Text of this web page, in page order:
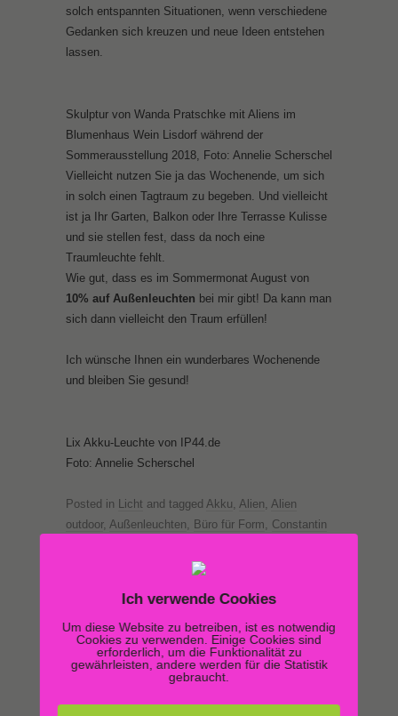
solch entspannten Situationen, wenn verschiedene
Gedanken sich kreuzen und neue Ideen entstehen
lassen.
Skulptur von Wanda Pratschke mit Aliens im
Blumenhaus Wein Lisdorf während der
Sommerausstellung 2018, Foto: Annelie Scherschel
Vielleicht nutzen Sie ja das Wochenende, um sich
in solch einen Tagtraum zu begeben. Und vielleicht
ist ja Ihr Garten, Balkon oder Ihre Terrasse Kulisse
und sie stellen fest, dass da noch eine
Traumleuchte fehlt.
Wie gut, dass es im Sommermonat August von
10% auf Außenleuchten bei mir gibt! Da kann man
sich dann vielleicht den Traum erfüllen!
Ich wünsche Ihnen ein wunderbares Wochenende
und bleiben Sie gesund!
Lix Akku-Leuchte von IP44.de
Foto: Annelie Scherschel
Posted in Licht and tagged Akku Alien Alien
outdoor, Außenleuchten Büro für Form
Constantin
Tagträumen
Ich verwende Cookies
Um diese Website zu betreiben, ist es notwendig
Cookies zu verwenden. Einige Cookies sind
erforderlich, um die Funktionalität zu
gewährleisten, andere werden für die Statistik
gebraucht.